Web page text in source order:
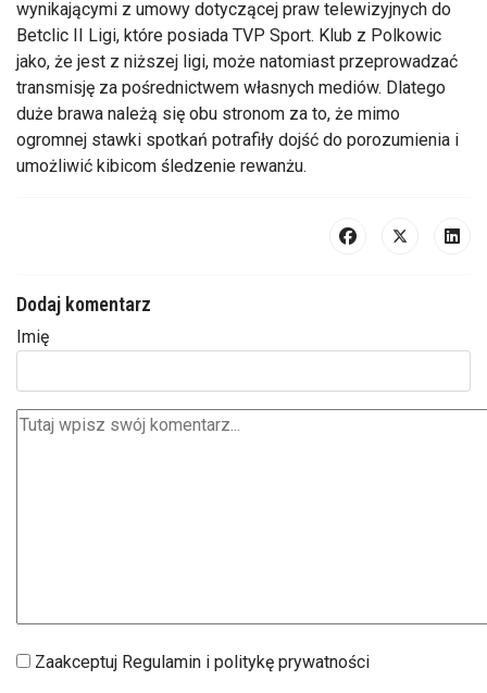
wynikającymi z umowy dotyczącej praw telewizyjnych do
Betclic II Ligi, które posiada TVP Sport. Klub z Polkowic
jako, że jest z niższej ligi, może natomiast przeprowadzać
transmisję za pośrednictwem własnych mediów. Dlatego
duże brawa należą się obu stronom za to, że mimo
ogromnej stawki spotkań potrafiły dojść do porozumienia i
umożliwić kibicom śledzenie rewanżu.
Dodaj komentarz
Imię
Zaakceptuj Regulamin i politykę prywatności